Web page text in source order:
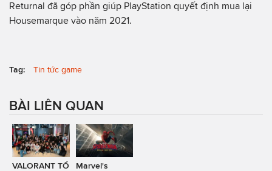
Returnal đã góp phần giúp PlayStation quyết định mua lại
Housemarque vào năm 2021.
Tag: Tin tức game
BÀI LIÊN QUAN
VALORANT TỔ
Marvel's